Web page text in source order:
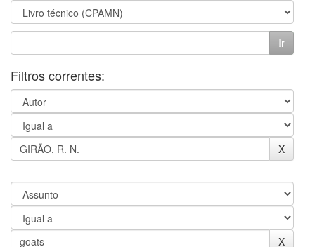
Filtros correntes: